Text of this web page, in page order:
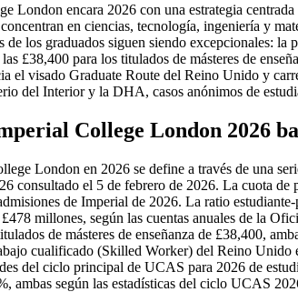
London encara 2026 con una estrategia
en ciencias, tecnología, ingeniería y
de los graduados siguen siendo excepcionales:
las £38,400 para los titulados de másteres de
el visado Graduate Route del Reino Unido y
del Interior y la DHA, casos anónimos de
College London 2026
London en 2026 se define a través de una
consultado el 5 de febrero de 2026. La cuota
de Imperial de 2026. La ratio
£478 millones, según las cuentas anuales de la
de másteres de enseñanza de £38,400,
cualificado (Skilled Worker) del Reino
del ciclo principal de UCAS para 2026 de
ambas según las estadísticas del ciclo UCAS